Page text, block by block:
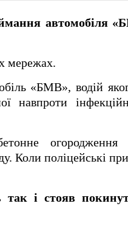
автомобіля
мережах.
«БМВ», водій
навпроти
Коли поліцейські
так і стояв